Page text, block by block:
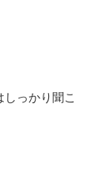
っかり聞こ